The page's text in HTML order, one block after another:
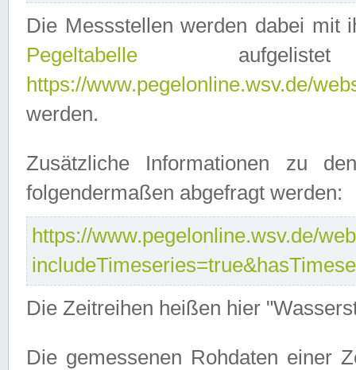
Die Messstellen werden dabei mit
Pegeltabelle
https://www.pegelonline.wsv.de/
werden.
Zusätzliche Informationen zu
folgendermaßen abgefragt werden:
https://www.pegelonline.wsv.de/
Die Zeitreihen heißen hier
Die gemessenen Rohdaten einer